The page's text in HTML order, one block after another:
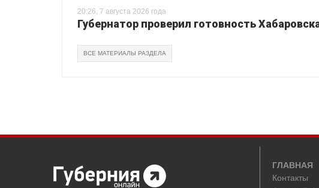
20:26, 7 августа 2026 года
Губернатор проверил готовность
ВСЕ МАТЕРИАЛЫ РАЗДЕЛА
ГЛАВНАЯ
Контакты